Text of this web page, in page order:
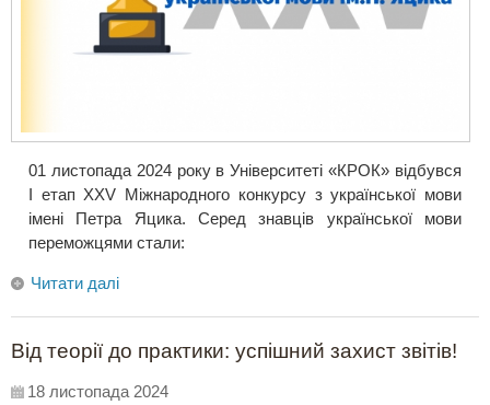
01 листопада 2024 року в Університеті «КРОК» відбувся
І етап ХХV Міжнародного конкурсу з української мови
імені Петра Яцика. Серед знавців української мови
переможцями стали:
Читати далі
Від теорії до практики: успішний захист звітів!
18 листопада 2024